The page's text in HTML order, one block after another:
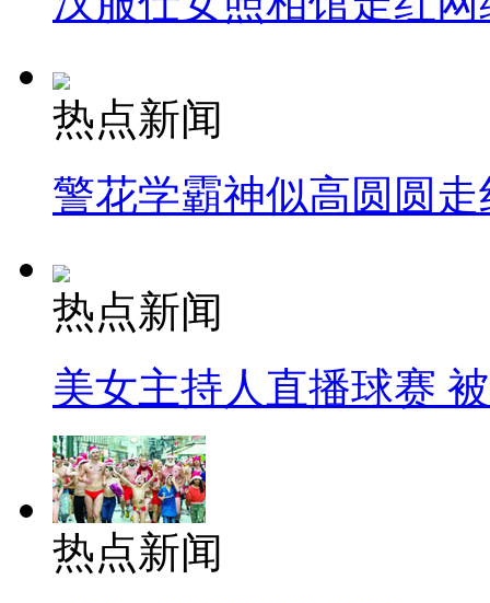
热点新闻
警花学霸神似高圆圆走
热点新闻
美女主持人直播球赛
热点新闻